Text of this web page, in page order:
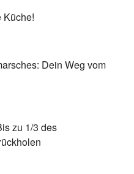
Küche!
Dein Weg vom
zu 1/3 des